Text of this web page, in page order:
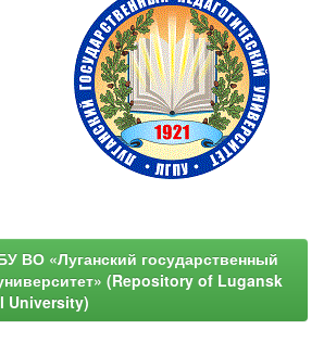
ВО «Луганский государственный
(Repository of Lugansk
University)